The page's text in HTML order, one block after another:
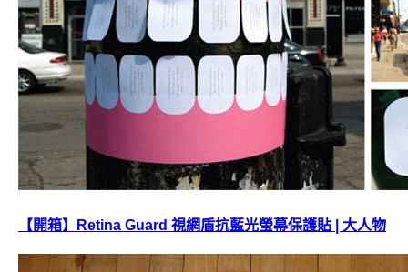
【開箱】Retina Guard 視網盾抗藍光螢幕保護貼 | 大人物